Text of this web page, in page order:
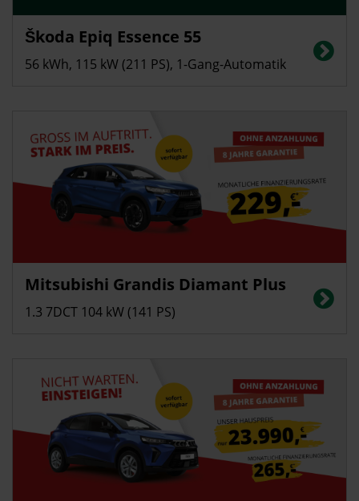
Stromverbrauch in kWh/100 km (kombiniert): 13,7; CO2-Emissionen
(kombiniert): 0 g/km, CO2-Klasse: A, Elektrische Reichweite (kombiniert):
440 km
Škoda Epiq Essence 55
56 kWh, 115 kW (211 PS), 1-Gang-Automatik
Energieverbrauch in l/100 km (kombiniert): ca. 5,9; CO2-Emissionen
(kombiniert): ca. 134 g/km; CO2-Klasse: D
Mitsubishi Grandis Diamant Plus
1.3 7DCT 104 kW (141 PS)